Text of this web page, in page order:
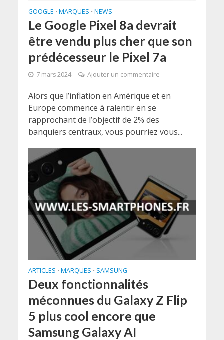
GOOGLE • MARQUES • NEWS
Le Google Pixel 8a devrait
être vendu plus cher que son
prédécesseur le Pixel 7a
7 mars 2024 Ajouter un commentaire
Alors que l’inflation en Amérique et en
Europe commence à ralentir en se
rapprochant de l’objectif de 2% des
banquiers centraux, vous pourriez vous...
ARTICLES • MARQUES • SAMSUNG
Deux fonctionnalités
méconnues du Galaxy Z Flip
5 plus cool encore que
Samsung Galaxy AI